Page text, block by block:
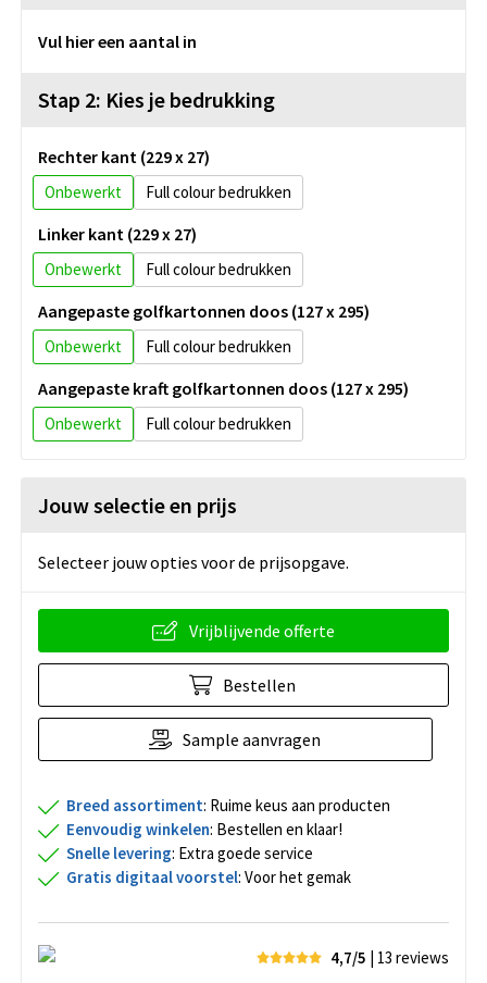
Vul hier een aantal in
Stap 2: Kies je bedrukking
Rechter kant (229 x 27)
Onbewerkt Full colour
Linker kant (229 x 27)
Onbewerkt Full colour
Aangepaste golfkartonnen doos (127 x 295)
Onbewerkt Full colour
Aangepaste kraft golfkartonnen doos (127 x 295)
Onbewerkt Full colour
Jouw selectie en prijs
Selecteer jouw opties voor de prijsopgave.
Vrijblijvende offerte
Bestellen
Sample aanvragen
Breed assortiment: Ruime keus aan producten
Eenvoudig winkelen: Bestellen en klaar!
Snelle levering: Extra goede service
Gratis digitaal voorstel: Voor het gemak
4,7/5 | 13 reviews